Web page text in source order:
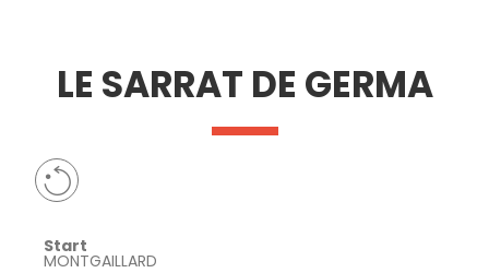
ESSENTIAL
AND
DO
INSPIRATIONS AGENDA
LE SARRAT DE GERMA
Start
MONTGAILLARD